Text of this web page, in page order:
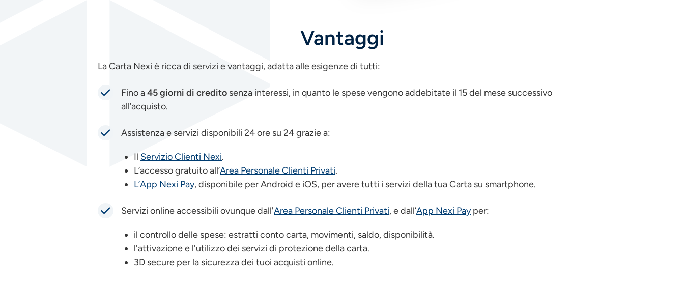
Vantaggi
La Carta Nexi è ricca di servizi e vantaggi, adatta alle esigenze di tutti:
Fino a45 giorni di credito senza interessi, in quanto le spese vengono addebitate il 15 del mese successivo
all’acquisto.
Assistenza e servizi disponibili 24 ore su 24 grazie a:
Il Servizio Clienti Nexi.
L’accesso gratuito all’Area Personale Clienti Privati.
L’App Nexi Pay, disponibile per Android e iOS, per avere tutti i servizi della tua Carta su smartphone.
Servizi online accessibili ovunque dall'Area Personale Clienti Privati, e dall’App Nexi Payper:
il controllo delle spese: estratti conto carta, movimenti, saldo, disponibilità.
l'attivazione e l'utilizzo dei servizi di protezione della carta.
3D secure per la sicurezza dei tuoi acquisti online.